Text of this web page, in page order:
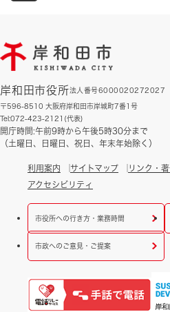
岸和田市役所法人番号6000020272027
〒596-8510 大阪府岸和田市岸城町7番1号
Tel:072-423-2121(代表)
開庁時間:午前9時から午後5時30分まで
（土曜日、日曜日、祝日、年末年始除く）
利用案内 サイトマップ リンク・
アクセシビリティ
市役所への行き方・業務時間
市政へのご意見・ご提案